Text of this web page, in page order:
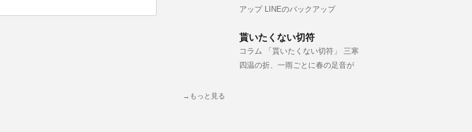
アップ LINEのバックアップ
貰いたくない切符
コラム 「貰いたくない切符」 三寒
四温の折、一雨ごとに春の足音が
→もっと見る